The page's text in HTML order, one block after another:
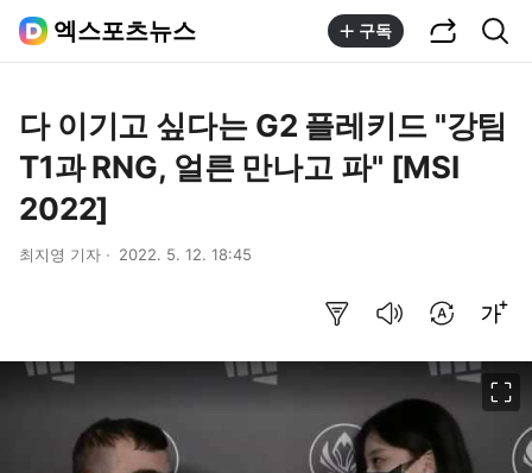
엑스포츠뉴스 구독
다 이기고 싶다는 G2 플레키드 "강팀
T1과 RNG, 얼른 만나고 파" [MSI
2022]
최지영 기자 2022. 5. 12. 18:45